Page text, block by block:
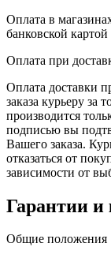
Оплата в
банковской
Оплата при
Оплата доставки
заказа курьеру за
производится
подписью вы
Вашего заказа.
отказаться от
зависимости от
Гарантии и
Общие положения